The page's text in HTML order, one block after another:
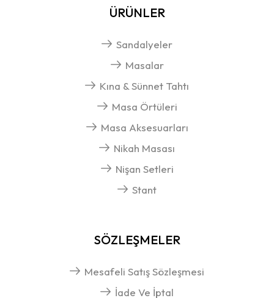
ÜRÜNLER
Sandalyeler
Masalar
Kına & Sünnet Tahtı
Masa Örtüleri
Masa Aksesuarları
Nikah Masası
Nişan Setleri
Stant
SÖZLEŞMELER
Mesafeli Satış Sözleşmesi
İade Ve İptal